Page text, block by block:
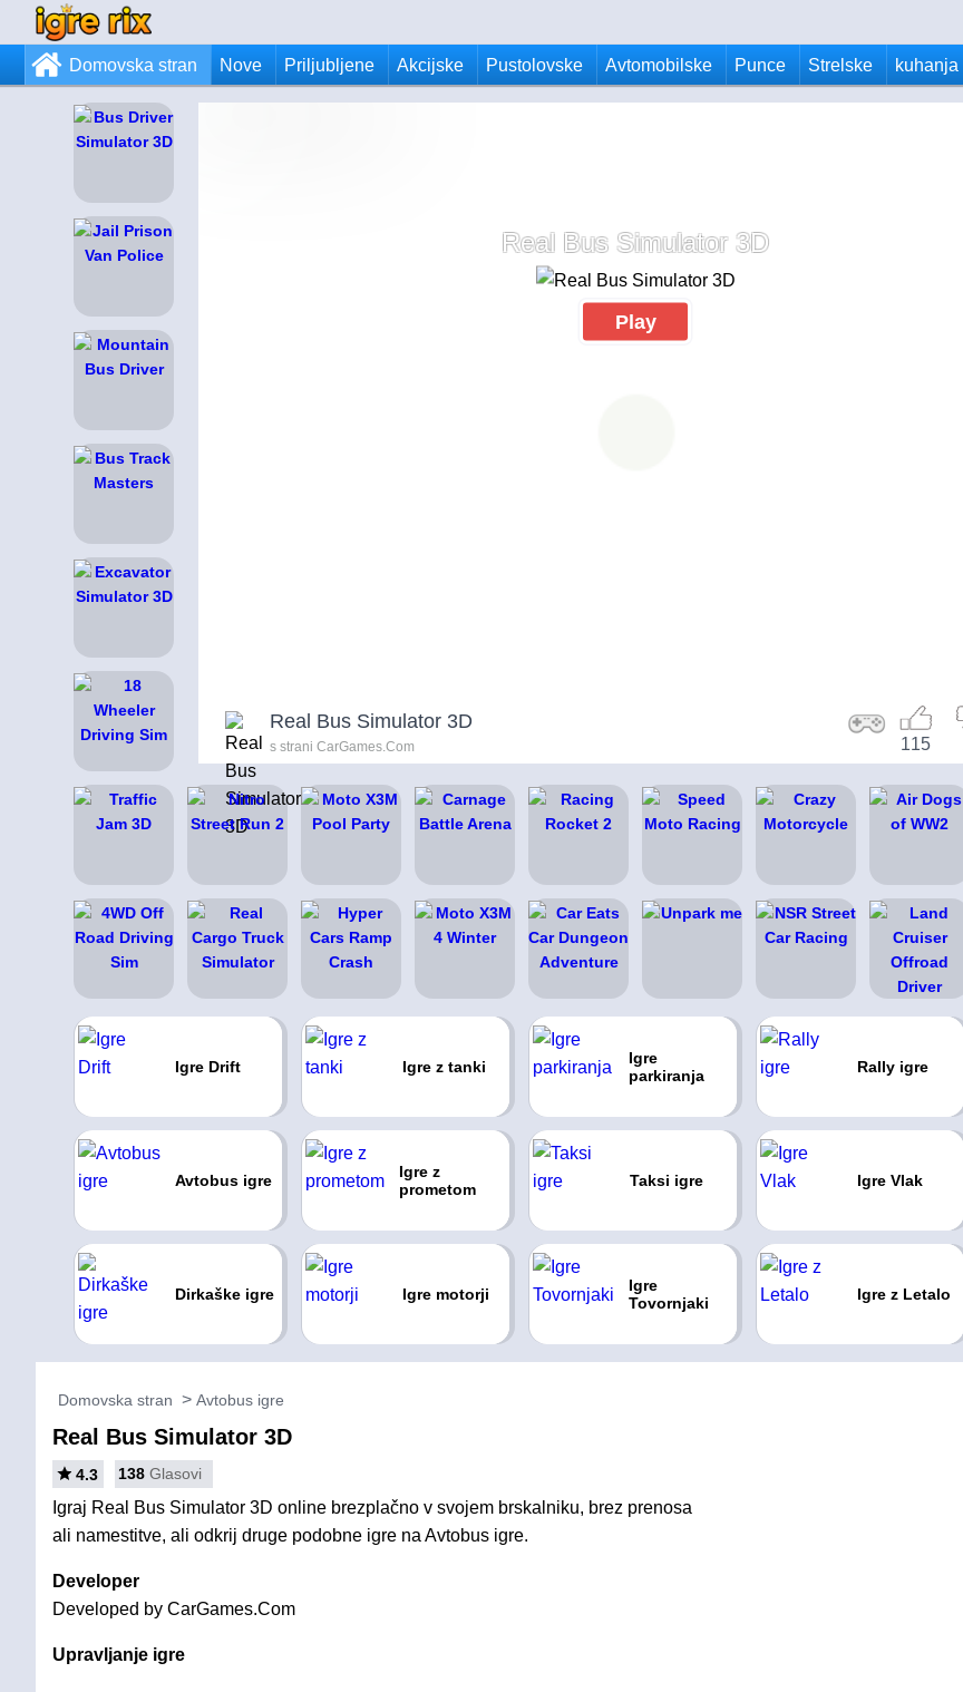
Domovska stran Nove Priljubljene Akcijske Pustolovske Avtomobilske Punce Strelske kuhanja
Real Bus Simulator 3D
Play
Real Bus Simulator 3D
s strani CarGames.Com 115
Igre Drift Igre z tanki
Igre
parkiranja
Rally igre
Avtobus igre
Igre z
prometom
Taksi igre Igre Vlak
Dirkaške igre Igre motorji
Igre
Tovornjaki
Igre z Letalo
Domovska stran Avtobus igre
Real Bus Simulator 3D
4.3 138 Glasovi
Igraj Real Bus Simulator 3D online brezplačno v svojem brskalniku, brez prenosa
ali namestitve, ali odkrij druge podobne igre na Avtobus igre.
Developer
Developed by CarGames.Com
Upravljanje igre